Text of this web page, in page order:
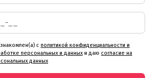
с политикой конфиденциальности и
персональных и данных и даю согласие на
данных